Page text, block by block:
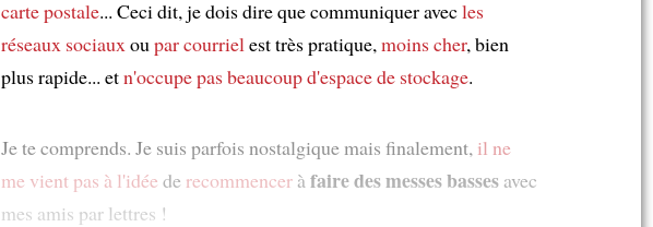
carte postale... Ceci dit, je dois dire que communiquer avecles
réseaux sociaux ou par courriel est très pratique, moins cher, bien
plus rapide... etn'occupe pas beaucoup d'espace de stockage.
Je te comprends. Je suis parfois nostalgique mais finalement, il ne
me vient pas à l'idée de recommencerà faire des messes bassesavec
mes amis par lettres !